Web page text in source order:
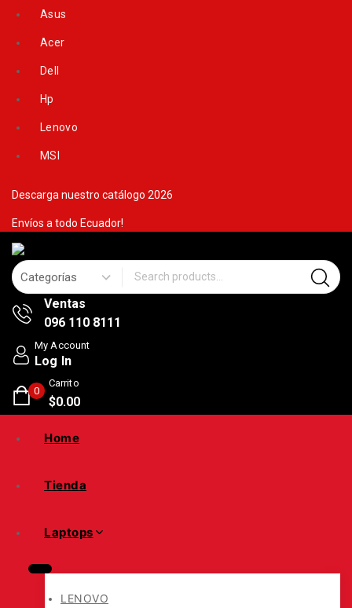
content
Asus
Acer
Dell
Hp
Lenovo
MSI
Descarga nuestro catálogo 2026
Envíos a todo Ecuador!
Search for:
Ventas
096 110 8111
My Account
Log In
0
Carrito
$0.00
Home
Tienda
Laptops
LENOVO